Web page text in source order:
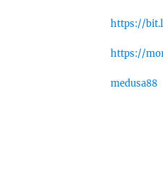
https://
https://
medusa88